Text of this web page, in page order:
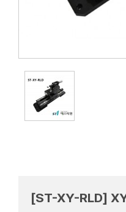
[ST-XY-RLD]